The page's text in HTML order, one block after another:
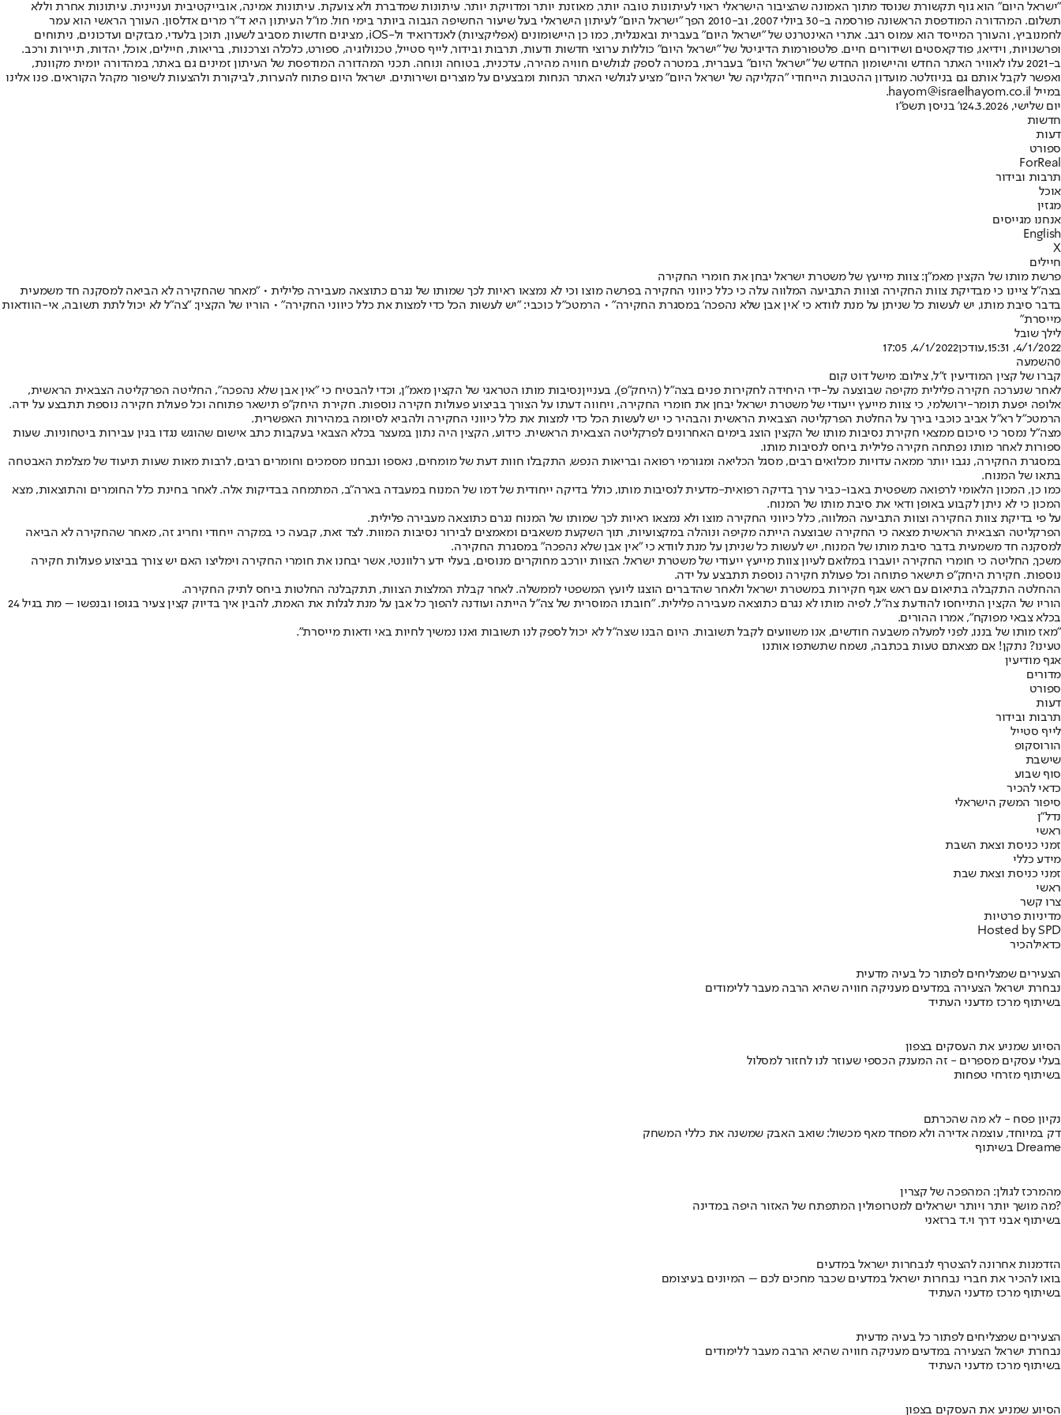
"ישראל היום" הוא גוף תקשורת שנוסד מתוך האמונה שהציבור הישראלי ראוי לעיתונות טובה יותר, מאוזנת יותר ומדויקת יותר. עיתונות שמדברת ולא צועקת. עיתונות אמינה, אובייקטיבית ועניינית. עיתונות אחרת וללא
תשלום. המהדורה המודפסת הראשונה פורסמה ב-30 ביולי 2007, וב-2010 הפך "ישראל היום" לעיתון הישראלי בעל שיעור החשיפה הגבוה ביותר בימי חול. מו"ל העיתון היא ד"ר מרים אדלסון. העורך הראשי הוא עמר
לחמנוביץ, והעורך המייסד הוא עמוס רגב. אתרי האינטרנט של "ישראל היום" בעברית ובאנגלית, כמו כן היישומונים (אפליקציות) לאנדרואיד ול-iOS, מציגים חדשות מסביב לשעון, תוכן בלעדי, מבזקים ועדכונים, ניתוחים
ופרשנויות, וידיאו, פודקאסטים ושידורים חיים. פלטפורמות הדיגיטל של "ישראל היום" כוללות ערוצי חדשות ודעות, תרבות ובידור, לייף סטייל, טכנולוגיה, ספורט, כלכלה וצרכנות, בריאות, חיילים, אוכל, יהדות, תיירות ורכב.
ב-2021 עלו לאוויר האתר החדש והיישומון החדש של "ישראל היום" בעברית, במטרה לספק לגולשים חוויה מהירה, עדכנית, בטוחה ונוחה. תכני המהדורה המודפסת של העיתון זמינים גם באתר, במהדורה יומית מקוונת,
ואפשר לקבל אותם גם בניוזלטר. מועדון ההטבות הייחודי "הקליקה של ישראל היום" מציע לגולשי האתר הנחות ומבצעים על מוצרים ושירותים. ישראל היום פתוח להערות, לביקורת ולהצעות לשיפור מקהל הקוראים. פנו אלינו
במייל hayom@israelhayom.co.il.
יום שלישי, 24.3.2026
ו' בניסן תשפ"ו
חדשות
דעות
ספורט
ForReal
תרבות ובידור
אוכל
מגזין
אנחנו מגייסים
English
X
חיילים
פרשת מותו של הקצין מאמ"ן: צוות מייעץ של משטרת ישראל יבחן את חומרי החקירה
בצה"ל ציינו כי מבדיקת צוות החקירה וצוות התביעה המלווה עלה כי כלל כיווני החקירה בפרשה מוצו וכי לא נמצאו ראיות לכך שמותו של נגרם כתוצאה מעבירה פלילית • "מאחר שהחקירה לא הביאה למסקנה חד משמעית
בדבר סיבת מותו, יש לעשות כל שניתן על מנת לוודא כי 'אין אבן שלא נהפכה' במסגרת החקירה" • הרמטכ"ל כוכבי: "יש לעשות הכל כדי למצות את כלל כיווני החקירה" • הוריו של הקצין: "צה"ל לא יכול לתת תשובה, אי-הוודאות
מייסרת"
לילך שובל
4/1/2022, 15:31
,עודכן4/1/2022, 17:05
0השמעה
קברו של קצין המודיעין ז"ל, צילום: מישל דוט קום
לאחר שנערכה חקירה פלילית מקיפה שבוצעה על-ידי היחידה לחקירות פנים בצה"ל (היחק"פ), בענייןנסיבות מותו הטראגי של הקצין מאמ"ן, וכדי להבטיח כי "אין אבן שלא נהפכה", החליטה הפרקליטה הצבאית הראשית,
אלופה יפעת תומר-ירושלמי, כי צוות מייעץ ייעודי של משטרת ישראל יבחן את חומרי החקירה, ויחווה דעתו על הצורך בביצוע פעולות חקירה נוספות. חקירת היחק"פ תישאר פתוחה וכל פעולת חקירה נוספת תתבצע על ידה.
הרמטכ"ל רא"ל אביב כוכבי בירך על החלטת הפרקליטה הצבאית הראשית והבהיר כי יש לעשות הכל כדי למצות את כלל כיווני החקירה ולהביא לסיומה במהירות האפשרית.
מצה"ל נמסר כי סיכום ממצאי חקירת נסיבות מותו של הקצין הוצג בימים האחרונים לפרקליטה הצבאית הראשית. כידוע, הקצין היה נתון במעצר בכלא הצבאי בעקבות כתב אישום שהוגש נגדו בגין עבירות ביטחוניות. שעות
ספורות לאחר מותו נפתחה חקירה פלילית ביחס לנסיבות מותו.
במסגרת החקירה, נגבו יותר ממאה עדויות מכלואים רבים, מסגל הכליאה ומגורמי רפואה ובריאות הנפש, התקבלו חוות דעת של מומחים, נאספו ונבחנו מסמכים וחומרים רבים, לרבות מאות שעות תיעוד של מצלמת האבטחה
בתאו של המנוח.
כמו כן, המכון הלאומי לרפואה משפטית באבו-כביר ערך בדיקה רפואית-מדעית לנסיבות מותו, כולל בדיקה ייחודית של דמו של המנוח במעבדה בארה"ב, המתמחה בבדיקות אלה. לאחר בחינת כלל החומרים והתוצאות, מצא
המכון כי לא ניתן לקבוע באופן ודאי את סיבת מותו של המנוח.
על פי בדיקת צוות החקירה וצוות התביעה המלווה, כלל כיווני החקירה מוצו ולא נמצאו ראיות לכך שמותו של המנוח נגרם כתוצאה מעבירה פלילית.
הפרקליטה הצבאית הראשית מצאה כי החקירה שבוצעה הייתה מקיפה ונוהלה במקצועיות, תוך השקעת משאבים ומאמצים לבירור נסיבות המוות. לצד זאת, קבעה כי במקרה ייחודי וחריג זה, מאחר שהחקירה לא הביאה
למסקנה חד משמעית בדבר סיבת מותו של המנוח, יש לעשות כל שניתן על מנת לוודא כי "אין אבן שלא נהפכה" במסגרת החקירה.
משכך, החליטה כי חומרי החקירה יועברו במלואם לעיון צוות מייעץ ייעודי של משטרת ישראל. הצוות יורכב מחוקרים מנוסים, בעלי ידע רלוונטי, אשר יבחנו את חומרי החקירה וימליצו האם יש צורך בביצוע פעולות חקירה
נוספות. חקירת היחק"פ תישאר פתוחה וכל פעולת חקירה נוספת תתבצע על ידה.
ההחלטה התקבלה בתיאום עם ראש אגף חקירות במשטרת ישראל ולאחר שהדברים הוצגו ליועץ המשפטי לממשלה. לאחר קבלת המלצות הצוות, תתקבלנה החלטות ביחס לתיק החקירה.
הוריו של הקצין התייחסו להודעת צה"ל, לפיה מותו לא נגרם כתוצאה מעבירה פלילית. "חובתו המוסרית של צה"ל הייתה ועודנה להפוך כל אבן על מנת לגלות את האמת, להבין איך בדיוק קצין צעיר בגופו ובנפשו – מת בגיל 24
בכלא צבאי מפוקח", אמרו ההורים.
"מאז מותו של בננו, לפני למעלה משבעה חודשים, אנו משוועים לקבל תשובות. היום הבנו שצה"ל לא יכול לספק לנו תשובות ואנו נמשיך לחיות באי ודאות מייסרת".
טעינו? נתקן! אם מצאתם טעות בכתבה, נשמח שתשתפו אותנו
אגף מודיעין
מדורים
ספורט
דעות
תרבות ובידור
לייף סטייל
הורוסקופ
שישבת
סוף שבוע
כדאי להכיר
סיפור המשק הישראלי
נדל"ן
ראשי
זמני כניסת וצאת השבת
מידע כללי
זמני כניסת וצאת שבת
ראשי
צרו קשר
מדיניות פרטיות
Hosted by SPD
כדאילהכיר
הצעירים שמצליחים לפתור כל בעיה מדעית
נבחרת ישראל הצעירה במדעים מעניקה חוויה שהיא הרבה מעבר ללימודים
בשיתוף מרכז מדעני העתיד
הסיוע שמניע את העסקים בצפון
בעלי עסקים מספרים - זה המענק הכספי שעוזר לנו לחזור למסלול
בשיתוף מזרחי טפחות
נקיון פסח - לא מה שהכרתם
דק במיוחד, עוצמה אדירה ולא מפחד מאף מכשול: שואב האבק שמשנה את כללי המשחק
בשיתוף Dreame
מהמרכז לגולן: המהפכה של קצרין
מה מושך יותר ויותר ישראלים למטרופולין המתפתח של האזור היפה במדינה?
בשיתוף אבני דרך וי.ד ברזאני
הזדמנות אחרונה להצטרף לנבחרות ישראל במדעים
בואו להכיר את חברי נבחרות ישראל במדעים שכבר מחכים לכם – המיונים בעיצומם
בשיתוף מרכז מדעני העתיד
הצעירים שמצליחים לפתור כל בעיה מדעית
נבחרת ישראל הצעירה במדעים מעניקה חוויה שהיא הרבה מעבר ללימודים
בשיתוף מרכז מדעני העתיד
הסיוע שמניע את העסקים בצפון